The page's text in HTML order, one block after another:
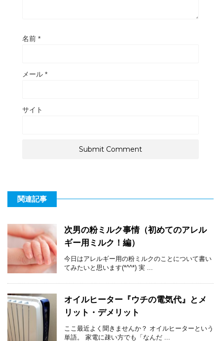
名前 *
メール *
サイト
関連記事
次男の粉ミルク事情（初めてのアレル
ギー用ミルク！編）
今日はアレルギー用の粉ミルクのことについて書い
てみたいと思います(*^^*) 実 ...
オイルヒーター『ウチの電気代』とメ
リット・デメリット
ここ最近よく聞きませんか？ オイルヒーターという
単語。 家電に疎い方でも「なんだ ...